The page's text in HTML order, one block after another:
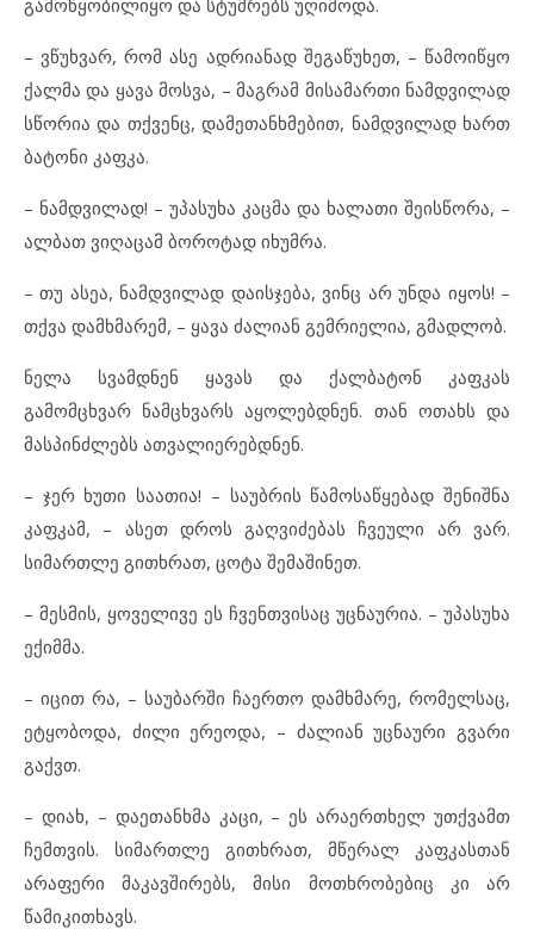
– ვწუხვარ, რომ ასე ადრიანად შეგაწუხეთ, – წამოიწყო
ქალმა და ყავა მოსვა, – მაგრამ მისამართი ნამდვილად
სწორია და თქვენც, დამეთანხმებით, ნამდვილად ხართ
ბატონი კაფკა.
– ნამდვილად! – უპასუხა კაცმა და ხალათი შეისწორა, –
ალბათ ვიღაცამ ბოროტად იხუმრა.
– თუ ასეა, ნამდვილად დაისჯება, ვინც არ უნდა იყოს! –
თქვა დამხმარემ, – ყავა ძალიან გემრიელია, გმადლობ.
ნელა სვამდნენ ყავას და ქალბატონ კაფკას
გამომცხვარ ნამცხვარს აყოლებდნენ. თან ოთახს და
მასპინძლებს ათვალიერებდნენ.
– ჯერ ხუთი საათია! – საუბრის წამოსაწყებად შენიშნა
კაფკამ, – ასეთ დროს გაღვიძებას ჩვეული არ ვარ.
სიმართლე გითხრათ, ცოტა შემაშინეთ.
– მესმის, ყოველივე ეს ჩვენთვისაც უცნაურია. – უპასუხა
ექიმმა.
– იცით რა, – საუბარში ჩაერთო დამხმარე, რომელსაც,
ეტყობოდა, ძილი ერეოდა, – ძალიან უცნაური გვარი
გაქვთ.
– დიახ, – დაეთანხმა კაცი, – ეს არაერთხელ უთქვამთ
ჩემთვის. სიმართლე გითხრათ, მწერალ კაფკასთან
არაფერი მაკავშირებს, მისი მოთხრობებიც კი არ
წამიკითხავს.